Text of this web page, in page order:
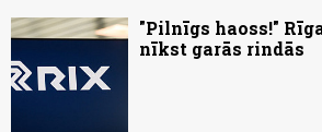
"Pilnīgs haoss!"
nīkst garās rindās